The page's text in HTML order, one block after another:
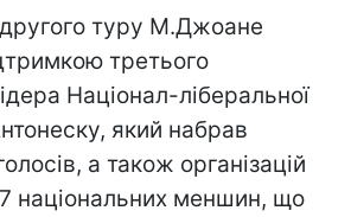
туру М.Джоане
третього
Націонал-ліберальної
який набрав
а також організацій
національних меншин, що